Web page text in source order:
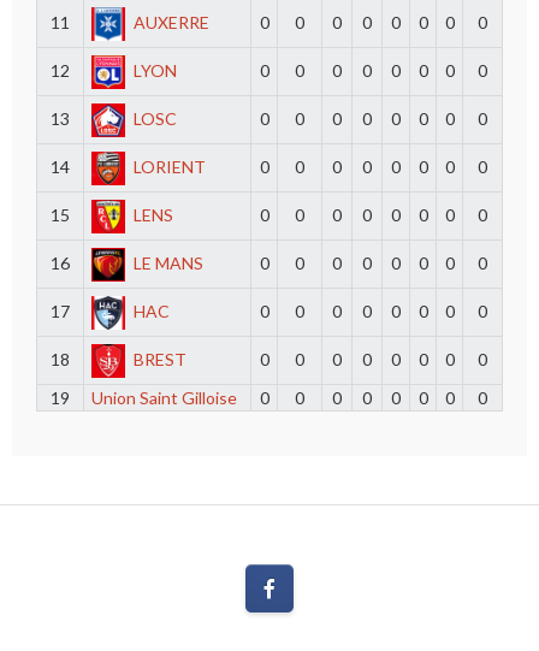
11 AUXERRE 0 0 0 0 0 0 0 0
12 LYON 0 0 0 0 0 0 0 0
13 LOSC 0 0 0 0 0 0 0 0
14 LORIENT 0 0 0 0 0 0 0 0
15 LENS 0 0 0 0 0 0 0 0
16 LE MANS 0 0 0 0 0 0 0 0
17 HAC 0 0 0 0 0 0 0 0
18 BREST 0 0 0 0 0 0 0
0
19
Union Saint Gilloise 0 0 0 0 0 0 0 0